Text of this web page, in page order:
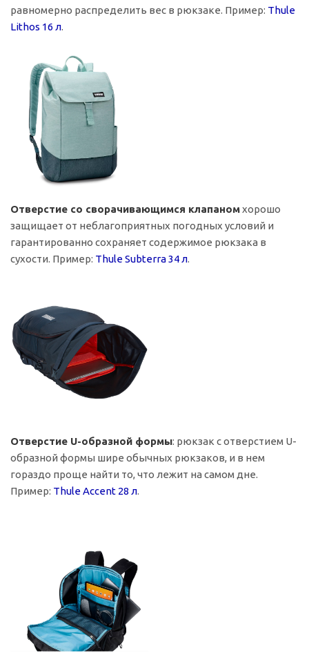
равномерно распределить вес в рюкзаке. Пример: Thule
Lithos 16 л.
Отверстие со сворачивающимся клапаномхорошо
защищает от неблагоприятных погодных условий и
гарантированно сохраняет содержимое рюкзака в
сухости. Пример: Thule Subterra 34 л.
Отверстие U-образной формы: рюкзак с отверстием U-
образной формы шире обычных рюкзаков, и в нем
гораздо проще найти то, что лежит на самом дне.
Пример: Thule Accent 28 л.